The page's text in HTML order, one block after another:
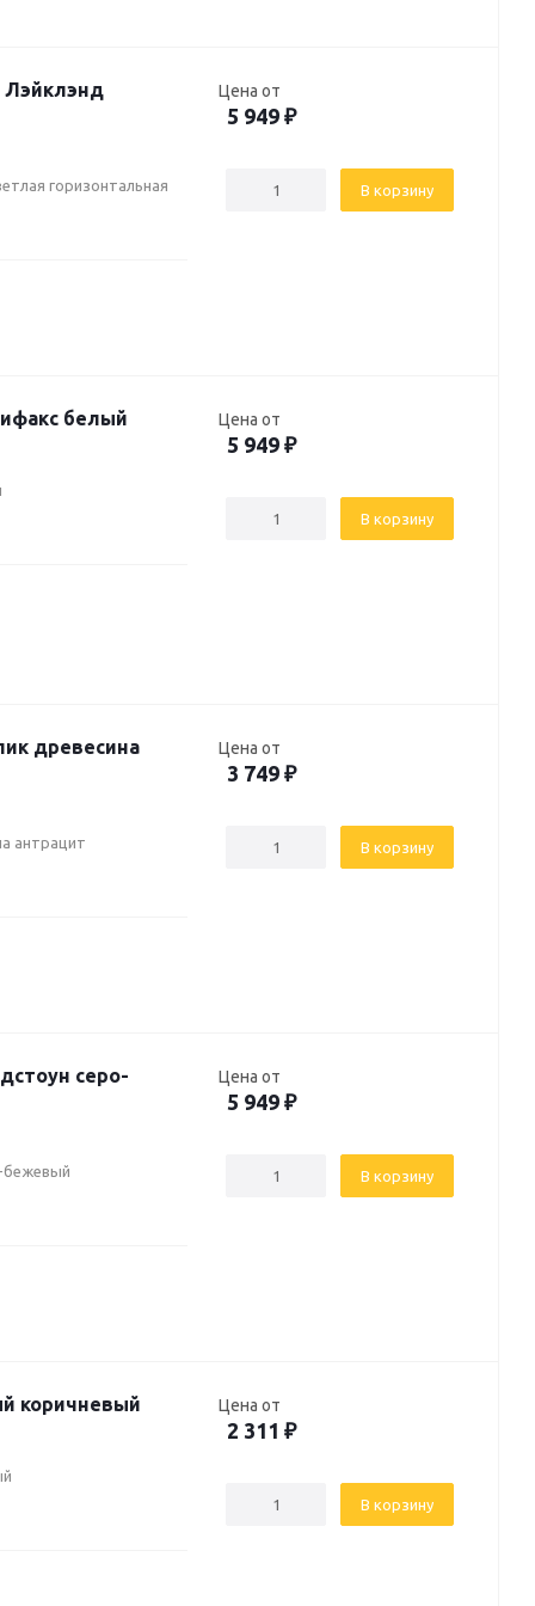
Лэйклэнд
горизонтальная
Цена от
5 949 ₽
В корзину
белый Цена от
5 949 ₽
В корзину
древесина
антрацит
Цена от
3 749 ₽
В корзину
серо-
бежевый
Цена от
5 949 ₽
В корзину
коричневый Цена от
2 311 ₽
В корзину